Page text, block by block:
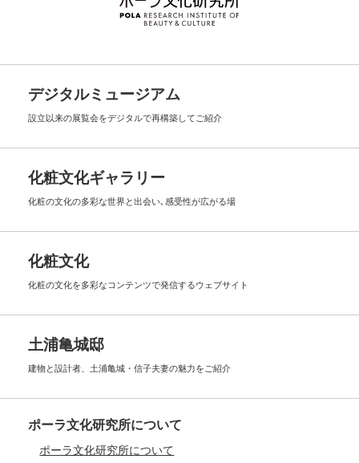
デジタルミュージアム
設立以来の展覧会をデジタルで再構築してご紹介
化粧文化ギャラリー
化粧の文化の多彩な世界と出会い､ 感受性が広がる場
化粧文化
化粧の文化を多彩なコンテンツで発信するウェブサイト
土浦亀城邸
建物と設計者、土浦亀城・信子夫妻の魅力をご紹介
ポーラ文化研究所について
ポーラ文化研究所について